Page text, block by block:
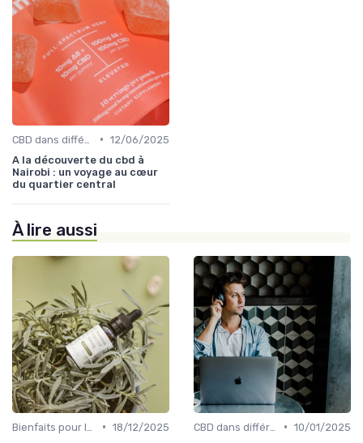
• 12/06/2025
A la découverte du cbd à
Nairobi : un voyage au cœur
du quartier central
À lire aussi
• 18/12/2025
• 10/01/2025